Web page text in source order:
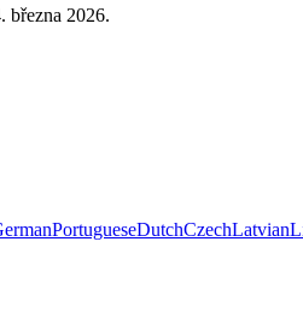
března 2026.
PortugueseDutchCzechLatvian